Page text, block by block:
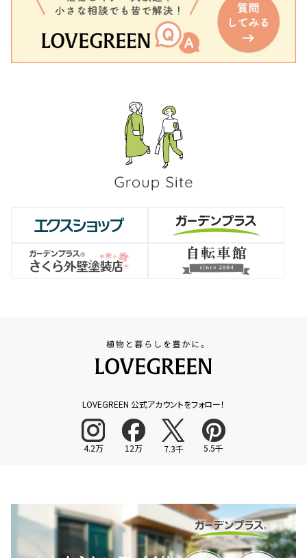
LOVEGREEN 公式アカウントをフォロー！
4.2万 12万 7.3千 5.5千